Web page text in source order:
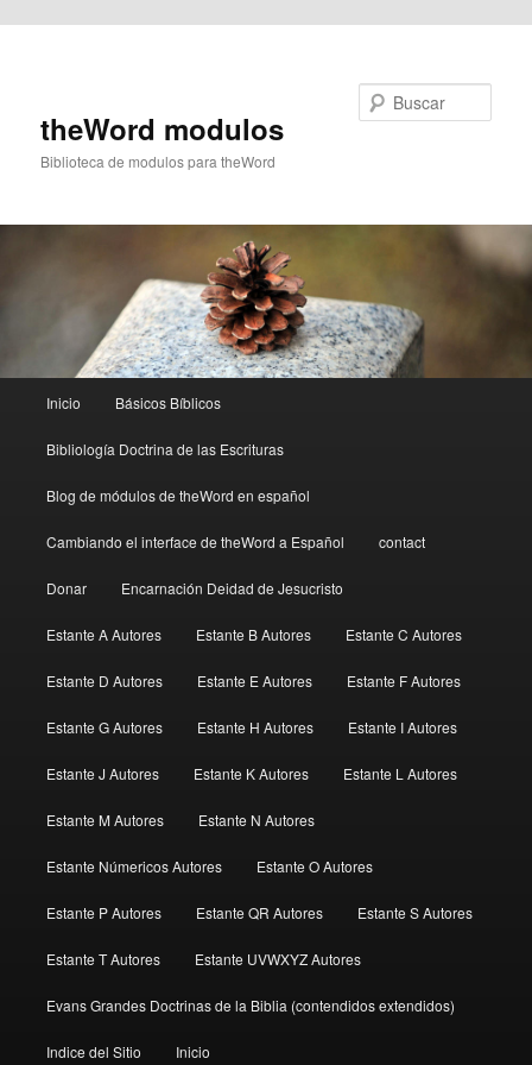
theWord modulos
Biblioteca de modulos para theWord
principal
Inicio Básicos Bíblicos
Bibliología Doctrina de las Escrituras
Blog de módulos de theWord en español
Cambiando el interface de theWord a Español contact
Donar Encarnación Deidad de Jesucristo
Estante A Autores Estante B Autores Estante C Autores
Estante D Autores Estante E Autores Estante F Autores
Estante G Autores Estante H Autores Estante I Autores
Estante J Autores Estante K Autores Estante L Autores
Estante M Autores Estante N Autores
Estante Númericos Autores Estante O Autores
Estante P Autores Estante QR Autores Estante S Autores
Estante T Autores Estante UVWXYZ Autores
Evans Grandes Doctrinas de la Biblia (contendidos extendidos)
Indice del Sitio Inicio